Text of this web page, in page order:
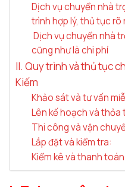
Dịch vụ chuyển nhà
trình hợp lý, thủ tục rõ
Dịch vụ chuyển nhà
cũng như là chi phí
II. Quy trình và thủ tục
Kiếm
Khảo sát và tư vấn
Lên kế hoạch và thỏa
Thi công và vận
Lắp đặt và kiểm tra:
Kiểm kê và thanh